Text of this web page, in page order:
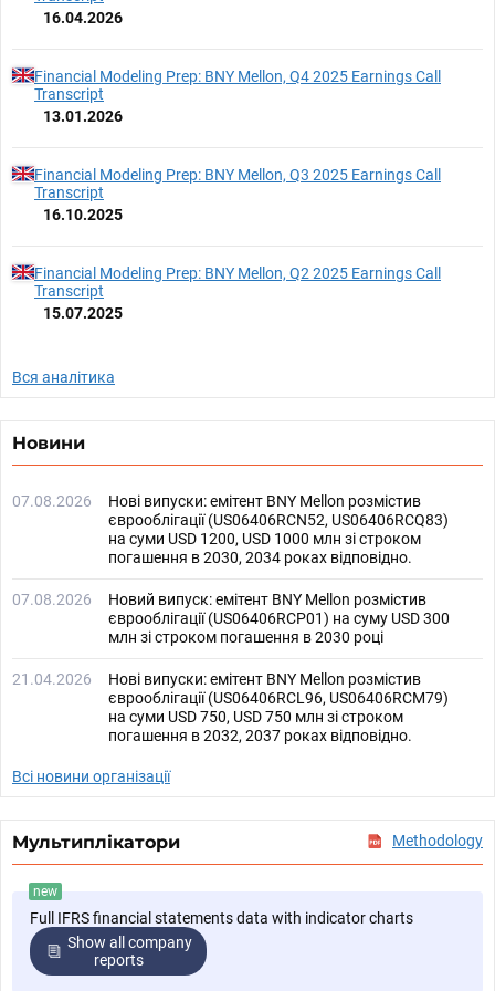
16.04.2026
Financial Modeling Prep: BNY Mellon, Q4 2025 Earnings Call
Transcript
13.01.2026
Financial Modeling Prep: BNY Mellon, Q3 2025 Earnings Call
Transcript
16.10.2025
Financial Modeling Prep: BNY Mellon, Q2 2025 Earnings Call
Transcript
15.07.2025
Вся аналітика
Новини
07.08.2026
Нові випуски: емітент BNY Mellon розмістив
єврооблігації (US06406RCN52, US06406RCQ83)
на суми USD 1200, USD 1000 млн зі строком
погашення в 2030, 2034 роках відповідно.
07.08.2026
Новий випуск: емітент BNY Mellon розмістив
єврооблігації (US06406RCP01) на суму USD 300
млн зі строком погашення в 2030 році
21.04.2026
Нові випуски: емітент BNY Mellon розмістив
єврооблігації (US06406RCL96, US06406RCM79)
на суми USD 750, USD 750 млн зі строком
погашення в 2032, 2037 роках відповідно.
Всі новини організації
Мультиплікатори Methodology
new
Full IFRS financial statements data with indicator charts
Show all company
reports